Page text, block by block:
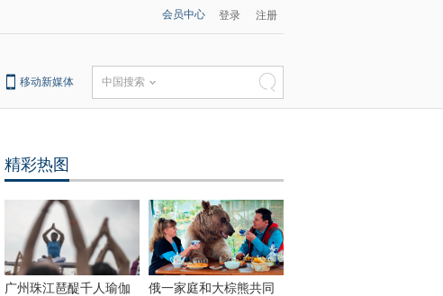
会员中心 登录 注册
移动新媒体 中国搜索
精彩热图
广州珠江琶醍千人瑜伽
俄一家庭和大棕熊共同